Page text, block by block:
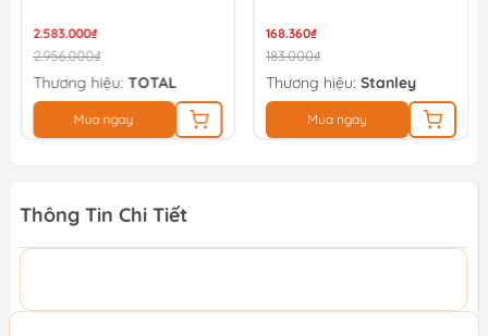
2.583.000₫
2.956.000₫
Thương hiệu: TOTAL
Mua ngay
168.360₫
183.000₫
Thương hiệu: Stanley
Mua ngay
Thông Tin Chi Tiết